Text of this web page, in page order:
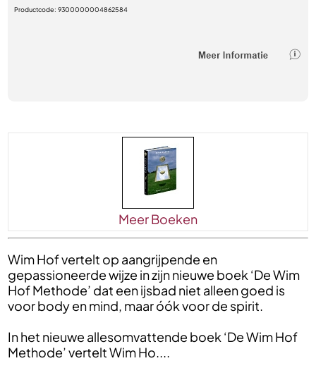
Productcode:9300000004862584
Meer Boeken
Wim Hof vertelt op aangrijpende en
gepassioneerde wijze in zijn nieuwe boek ‘De Wim
Hof Methode’ dat een ijsbad niet alleen goed is
voor body en mind, maar óók voor de spirit.
In het nieuwe allesomvattende boek ‘De Wim Hof
Methode’ vertelt Wim Ho....